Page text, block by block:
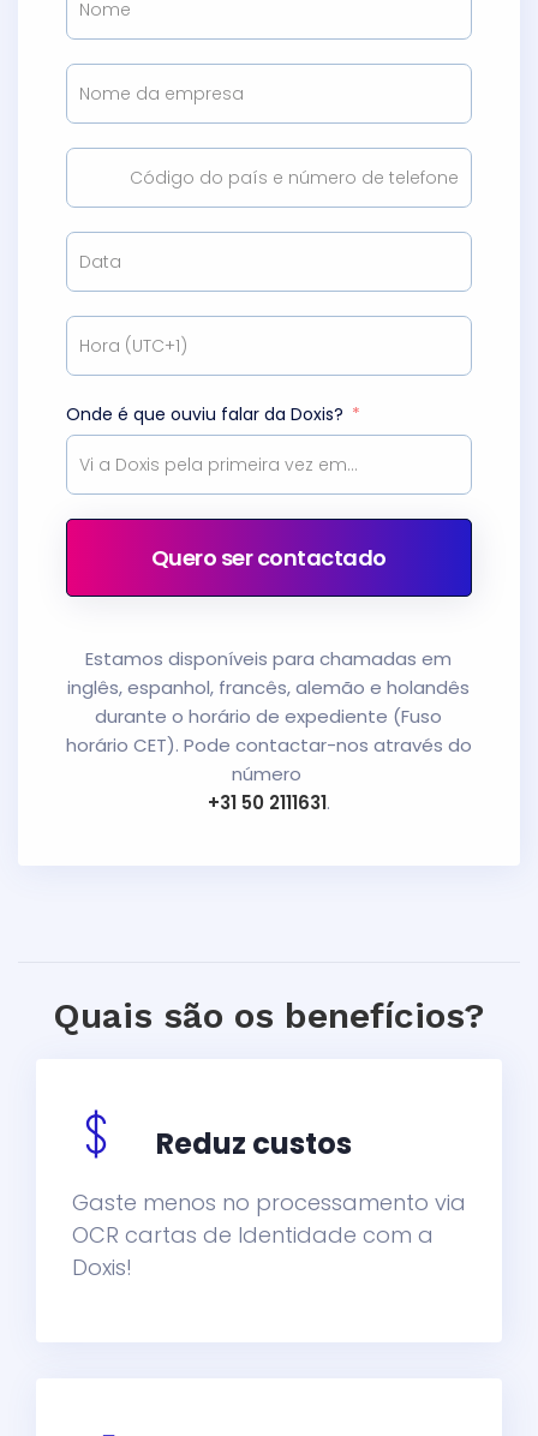
Onde é que ouviu falar da Doxis?
Quero ser contactado
Estamos disponíveis para chamadas em
inglês, espanhol, francês, alemão e holandês
durante o horário de expediente (Fuso
horário CET). Pode contactar-nos através do
número
+31 50 2111631.
Quais são os benefícios?
Reduz custos
Gaste menos no processamento via
OCR cartas de Identidade com a
Doxis!